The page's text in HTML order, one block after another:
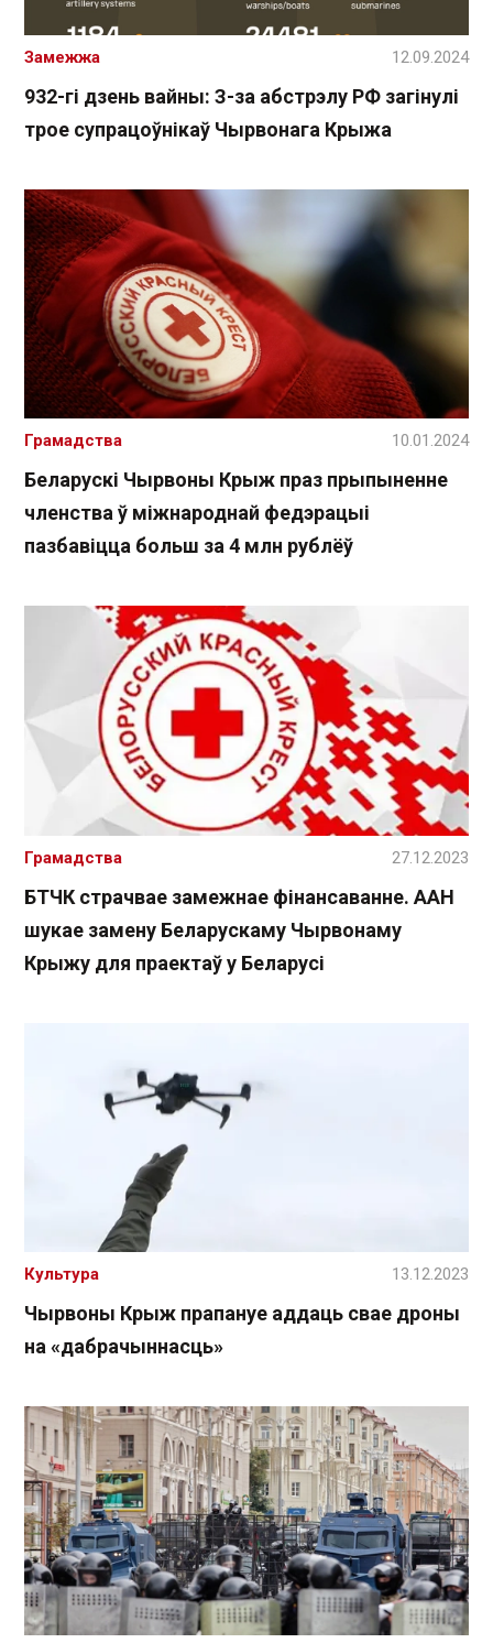
932-гі дзень вайны: З-за абстрэлу РФ загінулі
трое супрацоўнікаў Чырвонага Крыжа
Замежжа 12.09.2024
Беларускі Чырвоны Крыж праз прыпыненне
членства ў міжнароднай федэрацыі
пазбавіцца больш за 4 млн рублёў
Грамадства 10.01.2024
БТЧК страчвае замежнае фінансаванне. ААН
шукае замену Беларускаму Чырвонаму
Крыжу для праектаў у Беларусі
Грамадства 27.12.2023
Чырвоны Крыж прапануе аддаць свае дроны
на «дабрачыннасць»
Культура 13.12.2023